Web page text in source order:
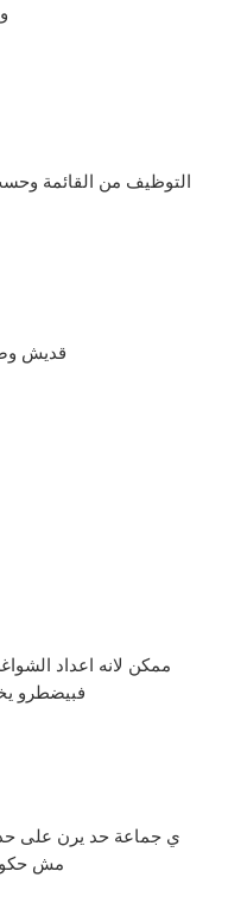
التوظيف من القائمة
قديش
ممكن لانه اعداد
فبيضطرو
ي جماعة حد يرن على حد
مش حكو أنها في